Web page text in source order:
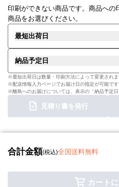
印刷ができない商品です。商品へ
商品をお選びください。
最短出荷日
納品予定日
※最短出荷日は数量・印刷方法によって変更され
※配送情報入力ページでお届け日の指定が可能です
※離島へのお届けについては、表示の「納品予定日
見積り書を発行
合計金額(税込)全国送料無料
カート